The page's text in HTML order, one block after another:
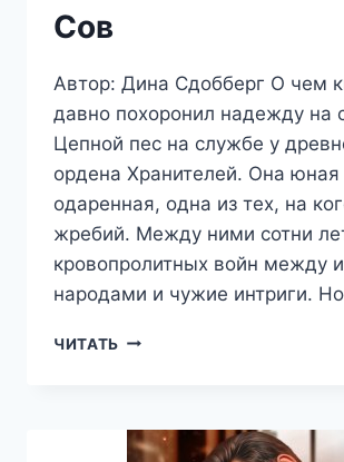
Сов
Автор: Дина Сдобберг О чем
давно похоронил надежду на
Цепной пес на службе у
ордена Хранителей. Она юная
одаренная, одна из тех, на
жребий. Между ними сотни
кровопролитных войн между
народами и чужие интриги.
ЧИТАТЬ ШАМАНКА